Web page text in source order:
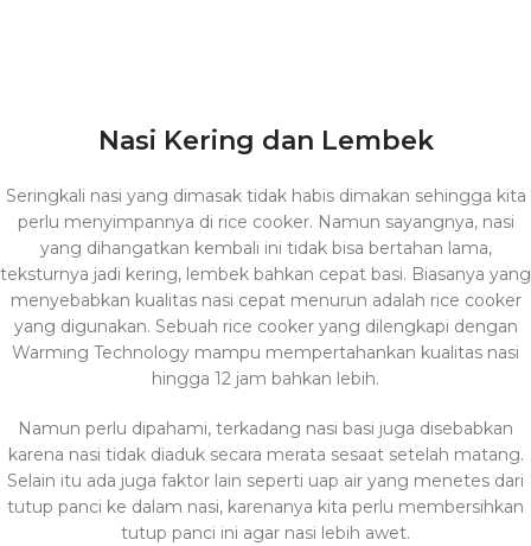
Nasi Kering dan Lembek
Seringkali nasi yang dimasak tidak habis dimakan sehingga kita
perlu menyimpannya di rice cooker. Namun sayangnya, nasi
yang dihangatkan kembali ini tidak bisa bertahan lama,
teksturnya jadi kering, lembek bahkan cepat basi. Biasanya yang
menyebabkan kualitas nasi cepat menurun adalah rice cooker
yang digunakan. Sebuah rice cooker yang dilengkapi dengan
Warming Technology mampu mempertahankan kualitas nasi
hingga 12 jam bahkan lebih.
Namun perlu dipahami, terkadang nasi basi juga disebabkan
karena nasi tidak diaduk secara merata sesaat setelah matang.
Selain itu ada juga faktor lain seperti uap air yang menetes dari
tutup panci ke dalam nasi, karenanya kita perlu membersihkan
tutup panci ini agar nasi lebih awet.